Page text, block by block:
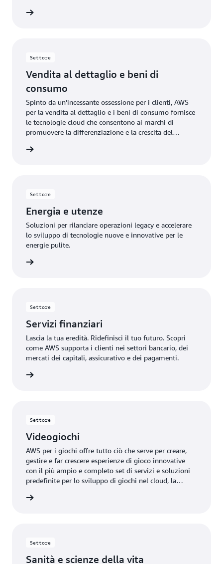
Settore
Vendita al dettaglio e beni di
consumo
Spinto da un'incessante ossessione per i clienti, AWS
per la vendita al dettaglio e i beni di consumo fornisce
le tecnologie cloud che consentono ai marchi di
promuovere la differenziazione e la crescita del
Settore
Energia e utenze
Soluzioni per rilanciare operazioni legacy e accelerare
lo sviluppo di tecnologie nuove e innovative per le
energie pulite.
Settore
Servizi finanziari
Lascia la tua eredità. Ridefinisci il tuo futuro. Scopri
come AWS supporta i clienti nei settori bancario, dei
mercati dei capitali, assicurativo e dei pagamenti.
Settore
Videogiochi
AWS per i giochi offre tutto ciò che serve per creare,
gestire e far crescere esperienze di gioco innovative
con il più ampio e completo set di servizi e soluzioni
predefinite per lo sviluppo di giochi nel cloud, la
gioco e l'acquisizione, la fidelizzazione e la
Settore
Sanità e scienze della vita